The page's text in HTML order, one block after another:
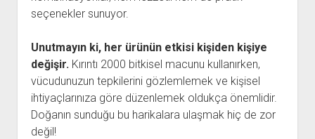
seçenekler sunuyor.
Unutmayın ki, her ürünün etkisi kişiden kişiye
değişir.Kırıntı 2000 bitkisel macunu kullanırken,
vücudunuzun tepkilerini gözlemlemek ve kişisel
ihtiyaçlarınıza göre düzenlemek oldukça önemlidir.
Doğanın sunduğu bu harikalara ulaşmak hiç de zor
değil!